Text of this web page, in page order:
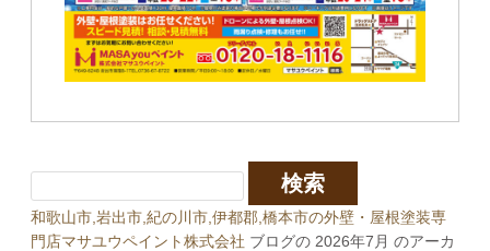
和歌山市,岩出市,紀の川市,伊都郡,橋本市の外壁・屋根塗装専
門店マサユウペイント株式会社 ブログの 2026年7月 のアーカ